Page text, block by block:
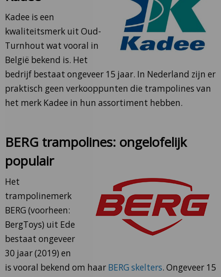
Kadee is een
kwaliteitsmerk uit Oud-
Turnhout wat vooral in
België bekend is. Het
bedrijf bestaat ongeveer 15 jaar. In Nederland zijn er
praktisch geen verkooppunten die trampolines van
het merk Kadee in hun assortiment hebben.
BERG trampolines: ongelofelijk
populair
Het
trampolinemerk
BERG (voorheen:
BergToys) uit Ede
bestaat ongeveer
30 jaar (2019) en
is vooral bekend om haar BERG skelters. Ongeveer 15